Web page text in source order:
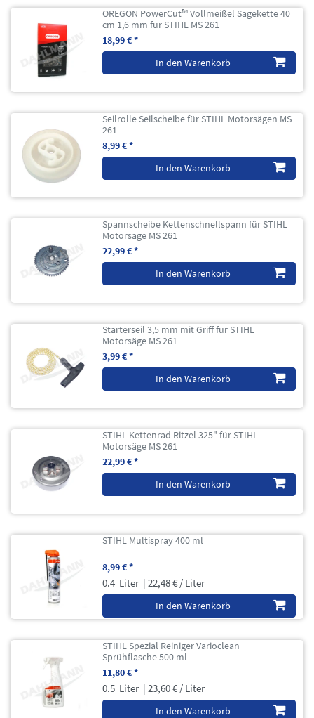
OREGON PowerCut™ Vollmeißel Sägekette 40
cm 1,6 mm für STIHL MS 261
18,99 € *
In den Warenkorb
Seilrolle Seilscheibe für STIHL Motorsägen MS
261
8,99 € *
In den Warenkorb
Spannscheibe Kettenschnellspann für STIHL
Motorsäge MS 261
22,99 € *
In den Warenkorb
Starterseil 3,5 mm mit Griff für STIHL
Motorsäge MS 261
3,99 € *
In den Warenkorb
STIHL Kettenrad Ritzel 325" für STIHL
Motorsäge MS 261
22,99 € *
In den Warenkorb
STIHL Multispray 400 ml
8,99 € *
0.4 Liter | 22,48 € / Liter
In den Warenkorb
STIHL Spezial Reiniger Varioclean
Sprühflasche 500 ml
11,80 € *
0.5 Liter | 23,60 € / Liter
In den Warenkorb